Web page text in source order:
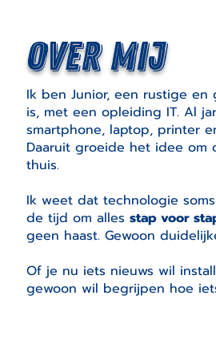
Over mij
Ik ben Junior, een rustige
is, met een opleiding IT. Al
smartphone, laptop, printer
Daaruit groeide het idee om
thuis.
Ik weet dat technologie
de tijd om alles stap voor
geen haast. Gewoon
Of je nu iets nieuws wil
gewoon wil begrijpen hoe